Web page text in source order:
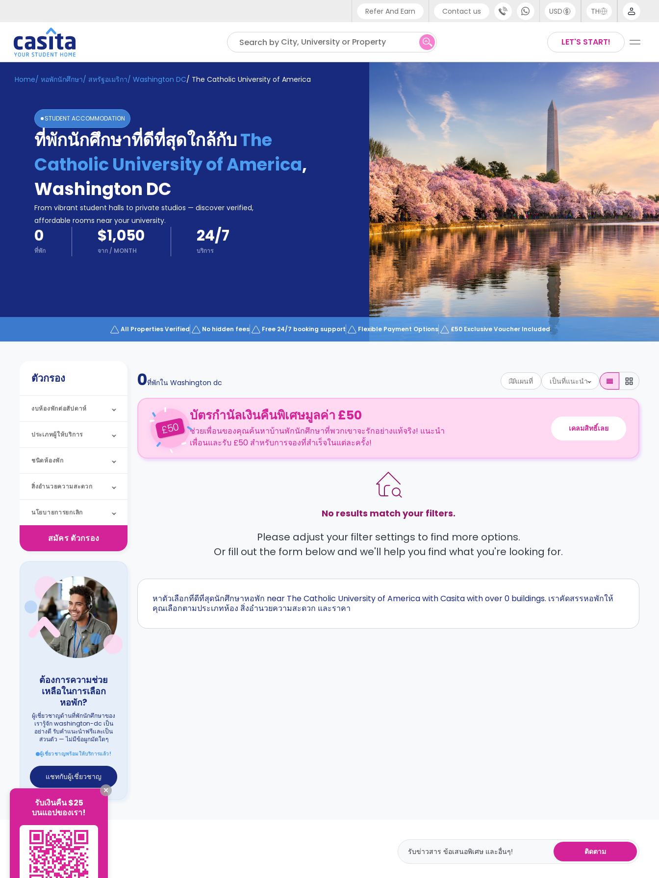
Refer And Earn Contact us
Phone support
UK - +44 (0) 20 3871 8666
US - +1 (646) 718 6172
USD TH
LET'S START!
Search by City, University or Property
Home TH USD
ระบบ
Booking
Accommodation
Become
Partner
Support
support
Home/ หอพักนักศึกษา/ สหรัฐอเมริกา/ Washington DC/ The Catholic University of America
STUDENT ACCOMMODATION
ที่พักนักศึกษาที่ดีที่สุดใกล้กับThe
Catholic University of America,
Washington DC
From vibrant student halls to private studios — discover verified,
affordable rooms near your university.
0
ที่พัก
$1,050
จาก / MONTH
24/7
บริการ
All Properties Verified No hidden fees Free 24/7 booking support Flexible Payment Options £50 Exclusive Voucher Included
ตัวกรอง
งบห้องพักต่อสัปดาห์
ประเภทผู้ให้บริการ
ชนิดห้องพัก
สิ่งอำนวยความสะดวก
นโยบายการยกเลิก
สมัคร ตัวกรอง
ต้องการความช่วย
เหลือในการเลือก
หอพัก?
ผู้เชี่ยวชาญด้านที่พักนักศึกษาของ
เรารู้จัก washington-dc เป็น
อย่างดี รับคำแนะนำฟรีและเป็น
ส่วนตัว — ไม่มีข้อผูกมัดใดๆ
ผู้เชี่ยวชาญพร้อมให้บริการแล้ว!
แชทกับผู้เชี่ยวชาญ
0ที่พักใน Washington dc แผนที่ เป็นที่แนะนำ
£50
บัตรกำนัลเงินคืนพิเศษมูลค่า £50
ช่วยเพื่อนของคุณค้นหาบ้านพักนักศึกษาที่พวกเขาจะรักอย่างแท้จริง! แนะนำ
เพื่อนและรับ £50 สำหรับการจองที่สำเร็จในแต่ละครั้ง!
เคลมสิทธิ์เลย
No results match your filters.
Please adjust your filter settings to find more options.
Or fill out the form below and we'll help you find what you're looking for.
หาตัวเลือกที่ดีที่สุดนักศึกษาหอพัก near The Catholic University of America with Casita with over 0 buildings. เราคัดสรรหอพักให้
คุณเลือกตามประเภทห้อง สิ่งอำนวยความสะดวก และราคา
ติดตาม
รับเงินคืน $25
บนแอปของเรา!